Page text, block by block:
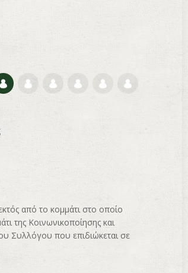
από το κομμάτι στο οποίο
της Κοινωνικοποίησης και
Συλλόγου που επιδιώκεται σε